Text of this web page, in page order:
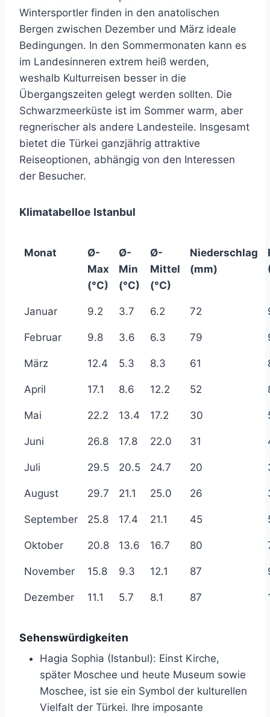
Wintersportler finden in den anatolischen
Bergen zwischen Dezember und März ideale
Bedingungen. In den Sommermonaten kann es
im Landesinneren extrem heiß werden,
weshalb Kulturreisen besser in die
Übergangszeiten gelegt werden sollten. Die
Schwarzmeerküste ist im Sommer warm, aber
regnerischer als andere Landesteile. Insgesamt
bietet die Türkei ganzjährig attraktive
Reiseoptionen, abhängig von den Interessen
der Besucher.
Klimatabelloe Istanbul
Monat
Ø-
Max
(°C)
Ø-
Min
(°C)
Ø-
Mittel
(°C)
Niederschlag
(mm)
Januar 9.2 3.7 6.2 72
Februar 9.8 3.6 6.3 79
März 12.4 5.3 8.3 61
April 17.1 8.6 12.2 52
Mai 22.2 13.4 17.2 30
Juni 26.8 17.8 22.0 31
Juli 29.5 20.5 24.7 20
August 29.7 21.1 25.0 26
September 25.8 17.4 21.1 45
Oktober 20.8 13.6 16.7 80
November 15.8 9.3 12.1 87
Dezember 11.1 5.7 8.1 87
Sehenswürdigkeiten
Hagia Sophia (Istanbul): Einst Kirche,
später Moschee und heute Museum sowie
Moschee, ist sie ein Symbol der kulturellen
Vielfalt der Türkei. Ihre imposante